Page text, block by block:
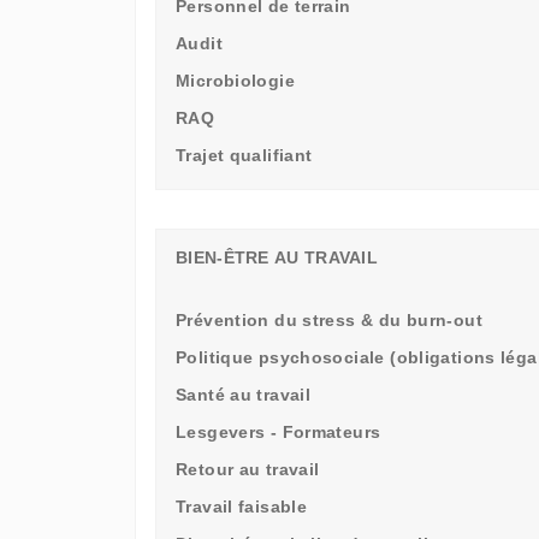
Personnel de terrain
Audit
Microbiologie
RAQ
Trajet qualifiant
BIEN-ÊTRE AU TRAVAIL
Prévention du stress & du burn-out
Politique psychosociale (obligations
Santé au travail
Lesgevers - Formateurs
Retour au travail
Travail faisable